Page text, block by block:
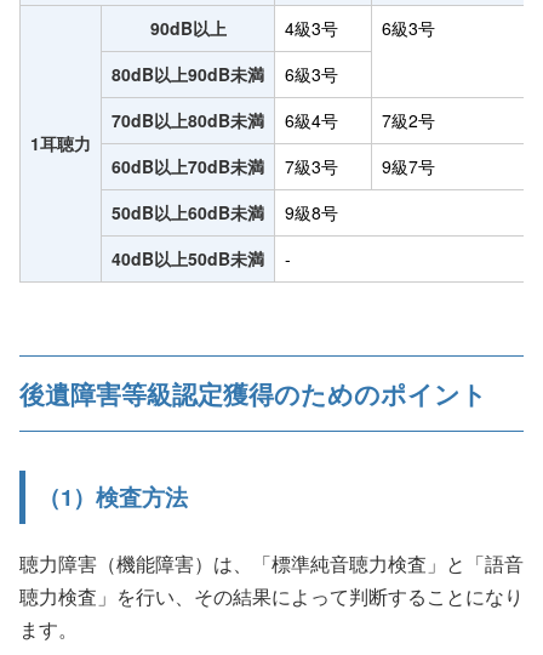
1耳聴力
90dB以上 4級3号
6級3号
80dB以上90dB未満
6級3号
70dB以上80dB未満
6級4号
7級2号
60dB以上70dB未満
7級3号
9級7号
50dB以上60dB未満
9級8号
40dB以上50dB未満
-
後遺障害等級認定獲得のためのポイント
（1）検査方法
聴力障害（機能障害）は、「標準純音聴力検査」と「語音
聴力検査」を行い、その結果によって判断することになり
ます。